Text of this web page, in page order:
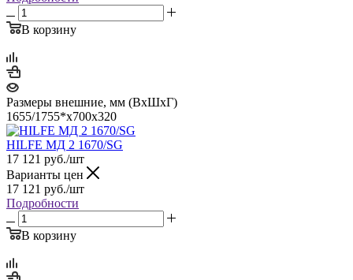
В корзину
Размеры внешние, мм (ВхШхГ)
1655/1755*x700x320
HILFE МД 2 1670/SG
17 121 руб./шт
Варианты цен
17 121 руб./шт
Подробности
В корзину